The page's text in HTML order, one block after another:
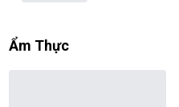
Ẩm Thực